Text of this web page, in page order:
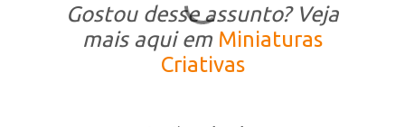
Gostou desse assunto? Veja
mais aqui em Miniaturas
Criativas